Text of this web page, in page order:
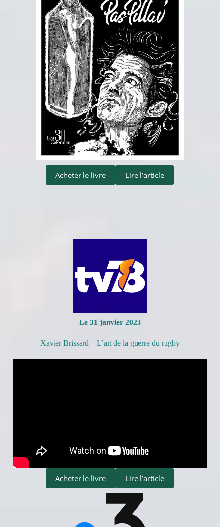
Acheter le livre Lire l’article
Le 31 janvier 2023
Xavier Brissard – L’art de la guerre du rugby
Acheter le livre Lire l’article